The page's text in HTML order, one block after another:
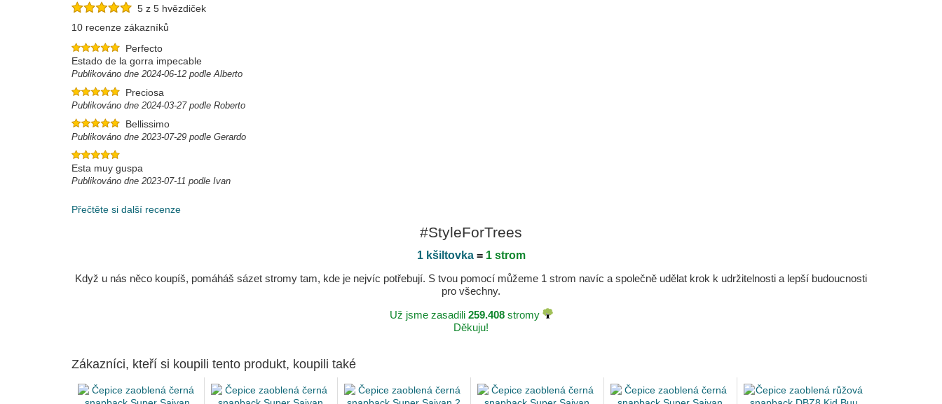
5 z 5 hvězdiček
10 recenze zákazníků
Perfecto
Estado de la gorra impecable
Publikováno dne 2024-06-12 podle Alberto
Preciosa
Publikováno dne 2024-03-27 podle Roberto
Bellissimo
Publikováno dne 2023-07-29 podle Gerardo
Esta muy guspa
Publikováno dne 2023-07-11 podle Ivan
Přečtěte si další recenze
#StyleForTrees
1 kšiltovka= 1 strom
Když u nás něco koupíš, pomáháš sázet stromy tam, kde je nejvíc potřebují. S tvou pomocí můžeme 1 strom navíc a společně udělat krok k udržitelnosti a lepší budoucnosti
pro všechny.
Už jsme zasadili 259.408stromy
Děkuju!
Zákazníci, kteří si koupili tento produkt, koupili také